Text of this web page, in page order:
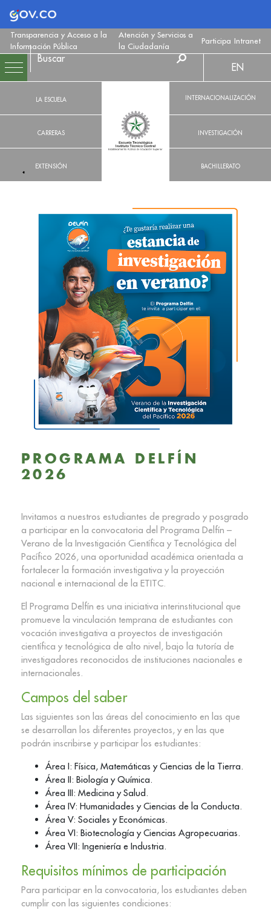
Logo Gobierno de Colombia
Transparencia y Acceso a la
Información Pública
Atención y Servicios a
la Ciudadanía
Participa Intranet
LA ESCUELA
CARRERAS
EXTENSIÓN
EN
INTERNACIONALIZACIÓN
INVESTIGACIÓN
BACHILLERATO
PROGRAMA DELFÍN
2026
Invitamos a nuestros estudiantes de pregrado y posgrado
a participar en la convocatoria del Programa Delfín –
Verano de la Investigación Científica y Tecnológica del
Pacífico 2026, una oportunidad académica orientada a
fortalecer la formación investigativa y la proyección
nacional e internacional de la ETITC.
El Programa Delfín es una iniciativa interinstitucional que
promueve la vinculación temprana de estudiantes con
vocación investigativa a proyectos de investigación
científica y tecnológica de alto nivel, bajo la tutoría de
investigadores reconocidos de instituciones nacionales e
internacionales.
Campos del saber
Las siguientes son las áreas del conocimiento en las que
se desarrollan los diferentes proyectos, y en las que
podrán inscribirse y participar los estudiantes:
Área I: Física, Matemáticas y Ciencias de la Tierra.
Área II: Biología y Química.
Área III: Medicina y Salud.
Área IV: Humanidades y Ciencias de la Conducta.
Área V: Sociales y Económicas.
Área VI: Biotecnología y Ciencias Agropecuarias.
Área VII: Ingeniería e Industria.
Requisitos mínimos de participación
Para participar en la convocatoria, los estudiantes deben
cumplir con las siguientes condiciones: